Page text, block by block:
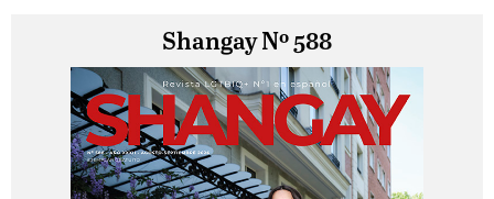
Shangay Nº 588